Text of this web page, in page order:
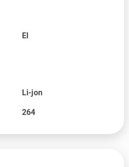
El
Li-jon
264